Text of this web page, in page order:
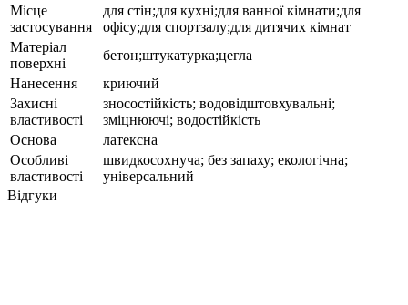
Місце
застосування
для стін;для кухні;для ванної кімнати;для
офісу;для спортзалу;для дитячих кімнат
Матеріал
поверхні
бетон;штукатурка;цегла
Нанесення
криючий
Захисні
властивості
зносостійкість; водовідштовхувальні;
зміцнюючі; водостійкість
Основа
латексна
Особливі
властивості
швидкосохнуча; без запаху; екологічна;
універсальний
Відгуки